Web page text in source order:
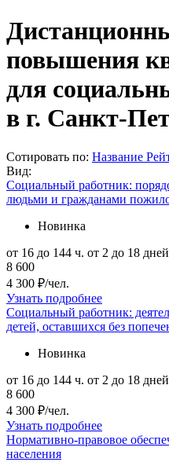
повышения
для
в г. Санкт-
Сотировать по: Название
Вид:
Социальный работник:
людьми и гражданами
Новинка
от 16 до 144 ч. от 2 до 18 дней
8 600
4 300 ₽/чел.
Узнать подробнее
Социальный работник:
детей, оставшихся без
Новинка
от 16 до 144 ч. от 2 до 18 дней
8 600
4 300 ₽/чел.
Узнать подробнее
Нормативно-правовое
населения